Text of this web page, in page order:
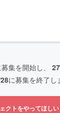
集を開始し、 27
に募集を終了し
クトをやってほしい